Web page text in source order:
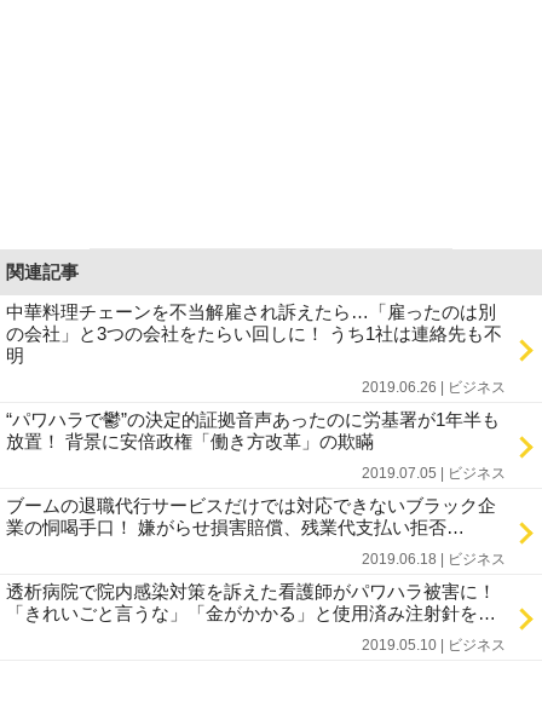
関連記事
中華料理チェーンを不当解雇され訴えたら…「雇ったのは別
の会社」と3つの会社をたらい回しに！ うち1社は連絡先も不
明
2019.06.26 | ビジネス
“パワハラで鬱”の決定的証拠音声あったのに労基署が1年半も
放置！ 背景に安倍政権「働き方改革」の欺瞞
2019.07.05 | ビジネス
ブームの退職代行サービスだけでは対応できないブラック企
業の恫喝手口！ 嫌がらせ損害賠償、残業代支払い拒否…
2019.06.18 | ビジネス
透析病院で院内感染対策を訴えた看護師がパワハラ被害に！
「きれいごと言うな」「金がかかる」と使用済み注射針を…
2019.05.10 | ビジネス